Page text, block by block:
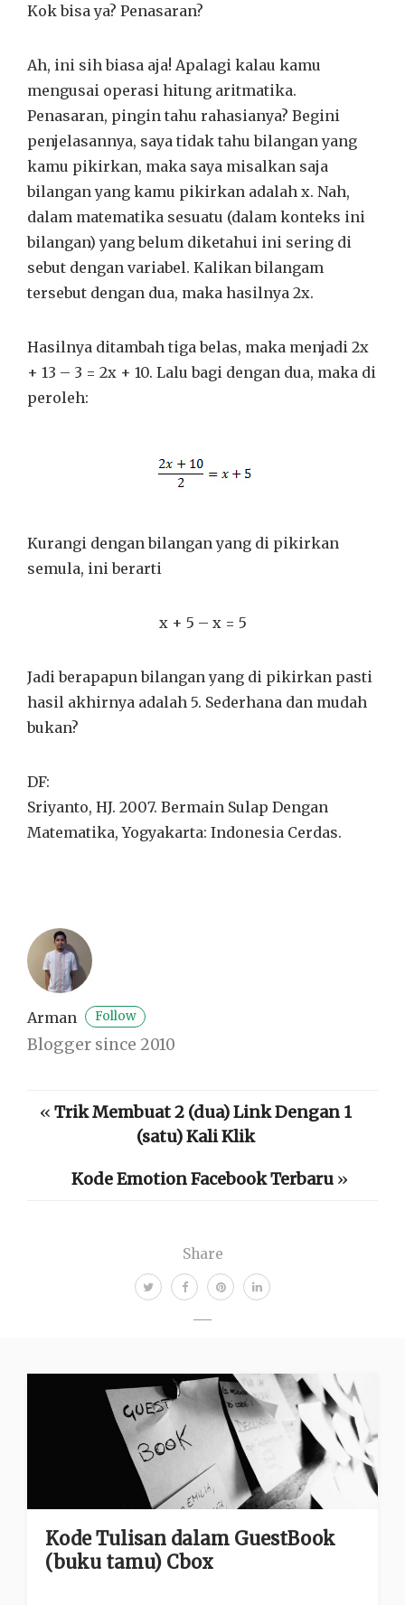
Share
Kok bisa ya? Penasaran?
Ah, ini sih biasa aja! Apalagi kalau kamu
mengusai operasi hitung aritmatika.
Penasaran, pingin tahu rahasianya? Begini
penjelasannya, saya tidak tahu bilangan yang
kamu pikirkan, maka saya misalkan saja
bilangan yang kamu pikirkan adalah x. Nah,
dalam matematika sesuatu (dalam konteks ini
bilangan) yang belum diketahui ini sering di
sebut dengan variabel. Kalikan bilangam
tersebut dengan dua, maka hasilnya 2x.
Hasilnya ditambah tiga belas, maka menjadi 2x
+ 13 – 3 = 2x + 10. Lalu bagi dengan dua, maka di
peroleh:
Kurangi dengan bilangan yang di pikirkan
semula, ini berarti
x + 5 – x = 5
Jadi berapapun bilangan yang di pikirkan pasti
hasil akhirnya adalah 5. Sederhana dan mudah
bukan?
DF:
Sriyanto, HJ. 2007. Bermain Sulap Dengan
Matematika, Yogyakarta: Indonesia Cerdas.
Arman Follow
Blogger since 2010
« Trik Membuat 2 (dua) Link Dengan 1
(satu) Kali Klik
Kode Emotion Facebook Terbaru»
Kode Tulisan dalam GuestBook
(buku tamu) Cbox